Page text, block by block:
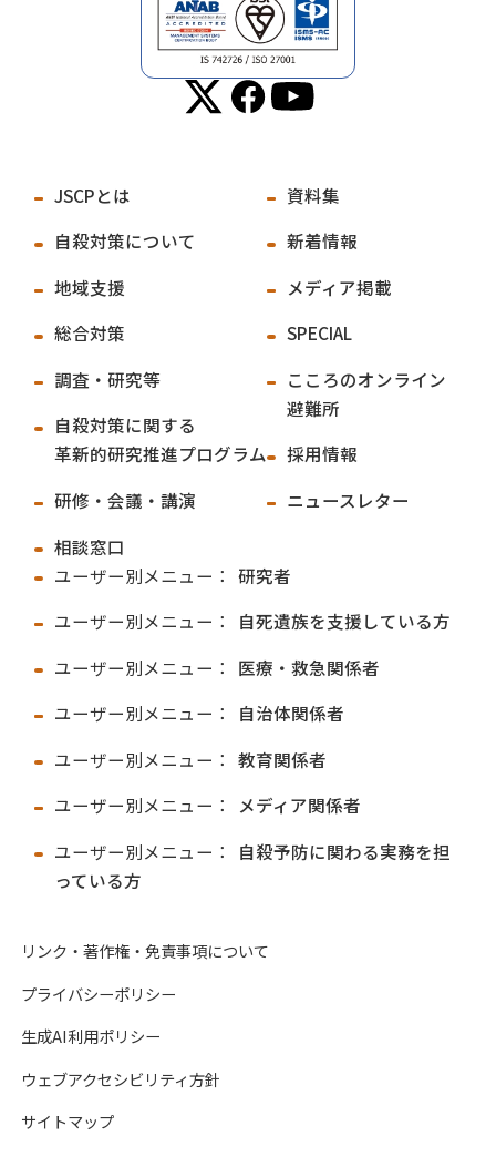
JSCPとは
自殺対策について
地域支援
総合対策
調査・研究等
自殺対策に関する
革新的研究推進プログラム
研修・会議・講演
相談窓口
資料集
新着情報
メディア掲載
SPECIAL
こころのオンライン
避難所
採用情報
ニュースレター
ユーザー別メニュー： 研究者
ユーザー別メニュー：
自死遺族を支援している方
ユーザー別メニュー：
医療・救急関係者
ユーザー別メニュー：
自治体関係者
ユーザー別メニュー： 教育関係者
ユーザー別メニュー：
メディア関係者
ユーザー別メニュー：
自殺予防に関わる実務を担
っている方
リンク・著作権・免責事項について
プライバシーポリシー
生成AI利用ポリシー
ウェブアクセシビリティ方針
サイトマップ